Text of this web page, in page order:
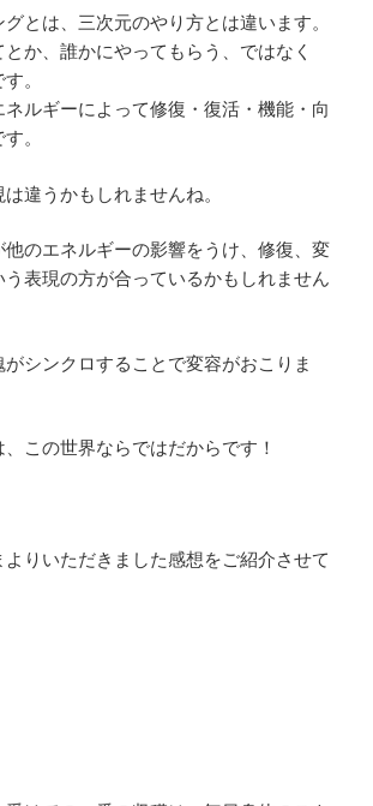
とは、三次元のやり方とは違います。
か、誰かにやってもらう、ではなく
。
ルギーによって修復・復活・機能・向
。
違うかもしれませんね。
他のエネルギーの影響をうけ、修復、変
表現の方が合っているかもしれません
シンクロすることで変容がおこりま
この世界ならではだからです！
よりいただきました感想をご紹介させて